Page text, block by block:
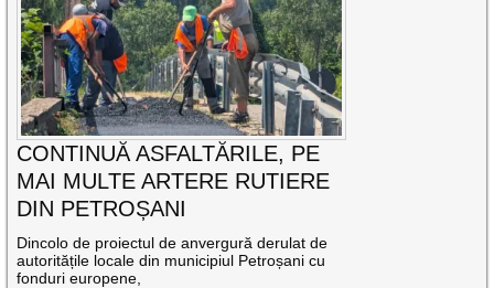
CONTINUĂ ASFALTĂRILE, PE
MAI MULTE ARTERE RUTIERE
DIN PETROȘANI
Dincolo de proiectul de anvergură derulat de
autoritățile locale din municipiul Petroșani cu
fonduri europene,